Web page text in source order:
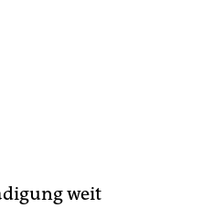
weit